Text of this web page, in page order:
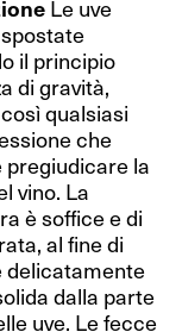
Le uve
il principio
di gravità,
qualsiasi
che
pregiudicare la
vino. La
è soffice e di
al fine di
delicatamente
dalla parte
uve. Le fecce